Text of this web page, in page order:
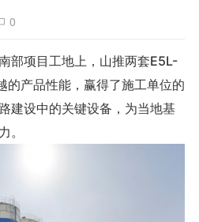
0
部项目工地上，山推两套E5L-
的产品性能，赢得了施工单位的
建设中的关键设备，为当地基
。